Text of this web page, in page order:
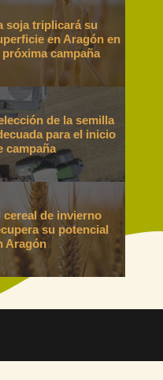
soja triplicará su
en Aragón en
próxima campaña
de la semilla
para el inicio
campaña
cereal de invierno
su potencial
Aragón